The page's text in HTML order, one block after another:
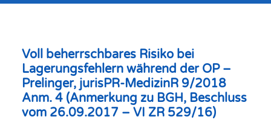
Voll beherrschbares Risiko bei
Lagerungsfehlern während der OP –
Prelinger, jurisPR-MedizinR 9/2018
Anm. 4 (Anmerkung zu BGH, Beschluss
vom 26.09.2017 – VI ZR 529/16)